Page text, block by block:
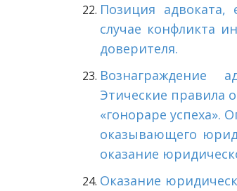
Позиция
случае конфликта
доверителя.
Вознаграждение
Этические правила
«гонораре успеха».
оказывающего
оказание
Оказание